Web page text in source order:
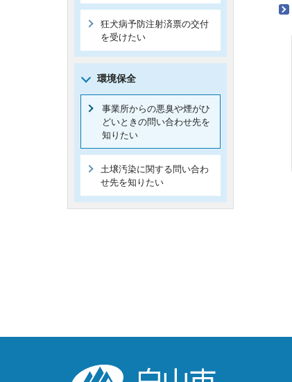
狂犬病予防注射済票の交付
を受けたい
環境保全
事業所からの悪臭や煙がひ
どいときの問い合わせ先を
知りたい
土壌汚染に関する問い合わ
せ先を知りたい